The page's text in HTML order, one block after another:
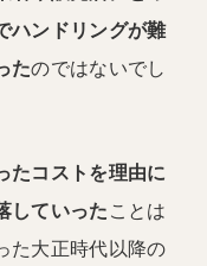
ハンドリングが難
たのではないでし
たコストを理由に
していった ことは
た大正時代以降の